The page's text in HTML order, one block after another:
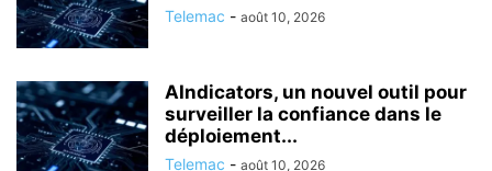
Telemac - août 10, 2026
AIndicators, un nouvel outil pour
surveiller la confiance dans le
déploiement...
Telemac - août 10, 2026